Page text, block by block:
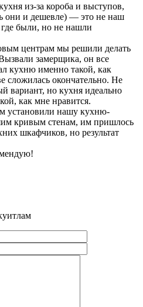
из-за короба и выступов,
они и дешевле) — это не наш
были, но не нашли
центрам мы решили делать
замерщика, он все
кухню именно такой, как
сложилась окончательно. Не
вариант, но кухня идеально
как мне нравится.
установили нашу кухню-
кривым стенам, им пришлось
шкафчиков, но результат